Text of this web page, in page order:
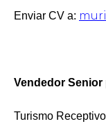
Enviar CV a:
Vendedor Senior
Turismo Receptivo